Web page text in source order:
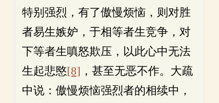
特别强烈，有了傲慢烦恼，则对胜
者易生嫉妒，于相等者生竞争，对
下等者生嗔怒欺压，以此心中无法
生起悲愍[8] ，甚至无恶不作。大疏
中说：傲慢烦恼强烈者的相续中，